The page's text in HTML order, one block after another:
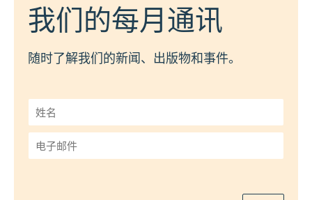
我们的每月通讯
随时了解我们的新闻、出版物和事件。
姓
名
*
子